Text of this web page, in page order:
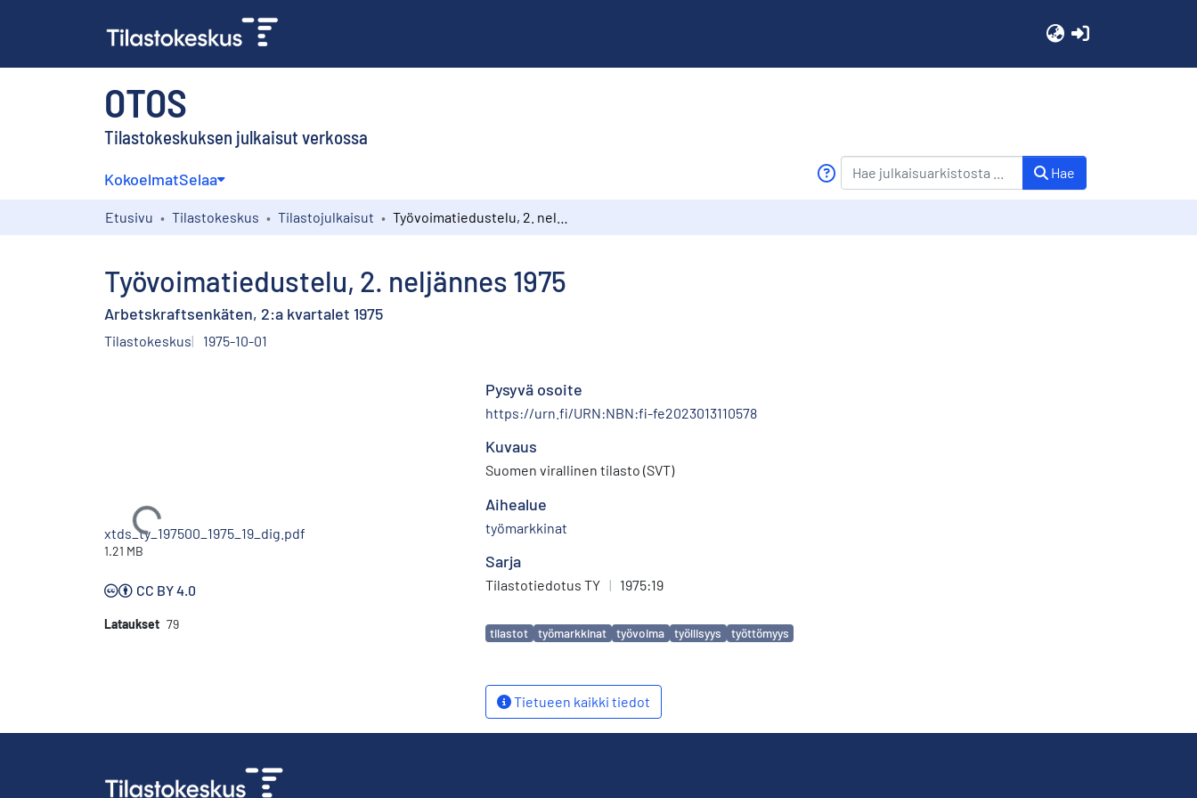
OTOS
Tilastokeskuksen julkaisut verkossa
KokoelmatSelaa Hae
Etusivu Tilastokeskus Tilastojulkaisut
Työvoimatiedustelu, 2. neljännes 1975
Arbetskraftsenkäten, 2:a kvartalet 1975
Tilastokeskus 1975-10-01
Ladataan...
xtds_ty_197500_1975_19_dig.pdf
1.21 MB
CC BY 4.0
Lataukset 79
Pysyvä osoite
https://urn.fi/URN:NBN:fi-fe2023013110578
Kuvaus
Suomen virallinen tilasto (SVT)
Aihealue
työmarkkinat
Sarja
Tilastotiedotus TY | 1975:19
Avainsanat
tilastot työmarkkinat työvoima työllisyys työttömyys
Tietueen kaikki tiedot